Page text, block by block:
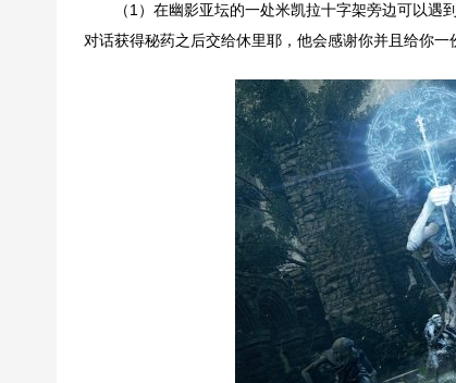
（1）在幽影亚坛的一处米凯拉十字架旁边可以
对话获得秘药之后交给休里耶，他会感谢你并且给你一